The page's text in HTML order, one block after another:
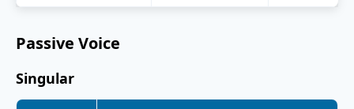
Passive Voice
Singular